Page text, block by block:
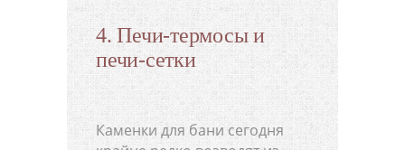
4. Печи-термосы и
печи-сетки
Каменки для бани сегодня